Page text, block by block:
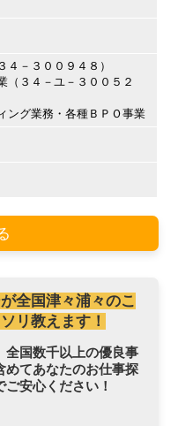
４－３００９４８）
（３４－ユ－３００５２
ング業務・各種ＢＰＯ事業
全国津々浦々のこ
リ教えます！
全国数千以上の優良事
めてあなたのお仕事探
ご安心ください！